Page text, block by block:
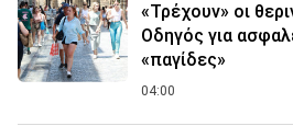
«Τρέχουν» οι
Οδηγός για
«παγίδες»
04:00